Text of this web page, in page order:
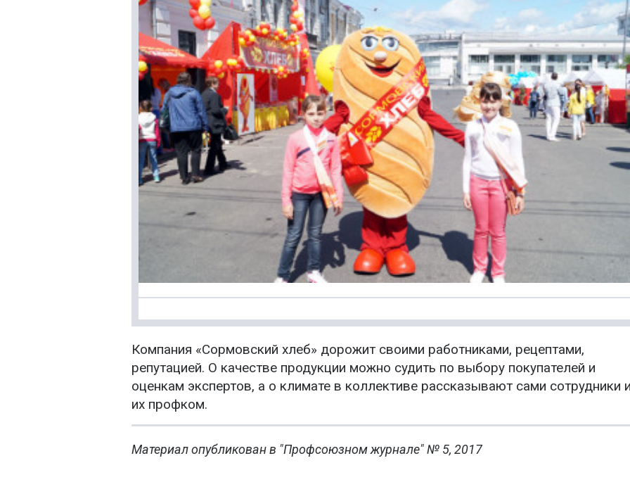
Компания «Сормовский хлеб» дорожит своими работниками, рецептами,
репутацией. О качестве продукции можно судить по выбору покупателей и
оценкам экспертов, а о климате в коллективе рассказывают сами сотрудники
их профком.
Материал опубликован в "Профсоюзном журнале" № 5, 2017